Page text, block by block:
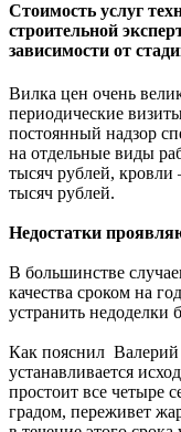
Стоимость услуг
строительной
зависимости от
Вилка цен очень
периодические
постоянный надзор
на отдельные виды
тысяч рублей, кровли
тысяч рублей.
Недостатки
В большинстве
качества сроком на
устранить недоделки
Как пояснил Валерий
устанавливается
простоит все четыре
градом, переживет